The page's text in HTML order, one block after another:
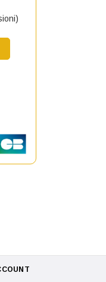
anteriore